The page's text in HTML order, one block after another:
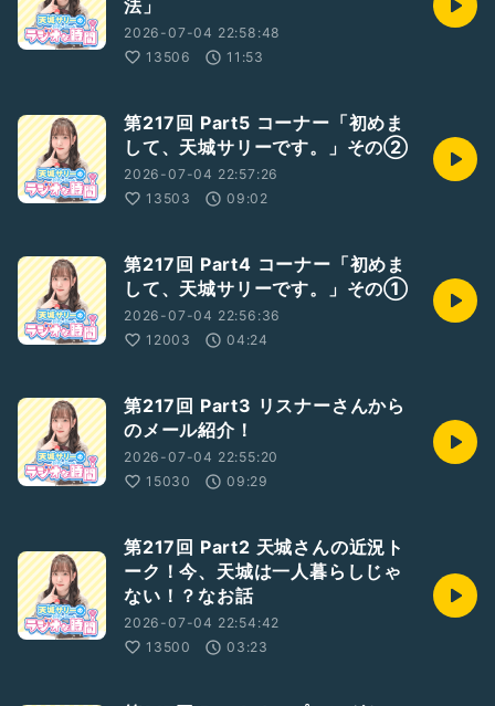
法」
2026-07-04 22:58:48
13506
11:53
第217回 Part5 コーナー「初めま
して、天城サリーです。」その②
2026-07-04 22:57:26
13503
09:02
第217回 Part4 コーナー「初めま
して、天城サリーです。」その①
2026-07-04 22:56:36
12003
04:24
第217回 Part3 リスナーさんから
のメール紹介！
2026-07-04 22:55:20
15030
09:29
第217回 Part2 天城さんの近況ト
ーク！今、天城は一人暮らしじゃ
ない！？なお話
2026-07-04 22:54:42
13500
03:23